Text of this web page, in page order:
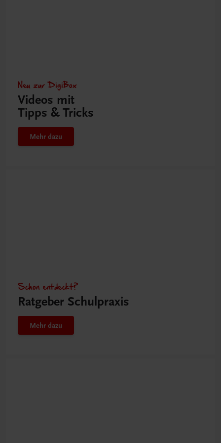
Neu zur DigiBox
Videos mit
Tipps & Tricks
Mehr dazu
Schon entdeckt?
Ratgeber Schulpraxis
Mehr dazu